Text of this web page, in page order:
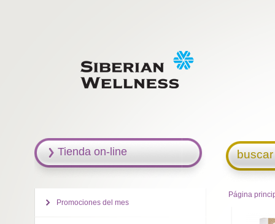
Página
Tienda on-line
Promociones del mes